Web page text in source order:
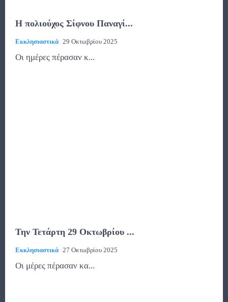
Η πολιούχος Σίφνου Παναγί...
Εκκλησιαστικά 29 Οκτωβρίου 2025
Oι ημέρες πέρασαν κ...
Την Τετάρτη 29 Οκτωβρίου ...
Εκκλησιαστικά 27 Οκτωβρίου 2025
Οι μέρες πέρασαν κα...